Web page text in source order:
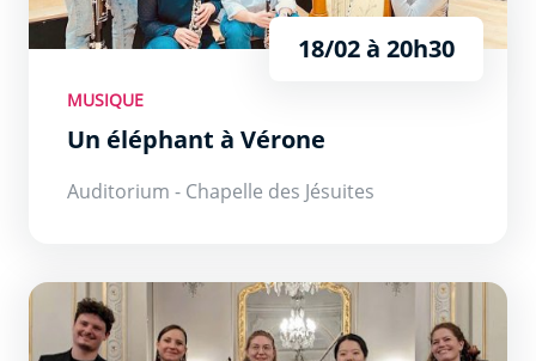
18/02 à 20h30
MUSIQUE
Un éléphant à Vérone
Auditorium - Chapelle des Jésuites
Chants du cygne ?